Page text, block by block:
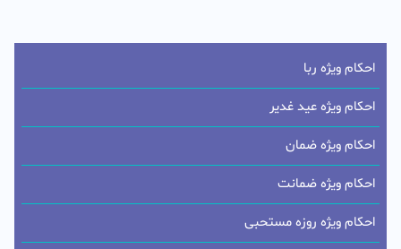
احکام ویژه ربا
احکام ویژه عید غدیر
احکام ویژه ضمان
احکام ویژه ضمانت
احکام ویژه روزه مستحبی